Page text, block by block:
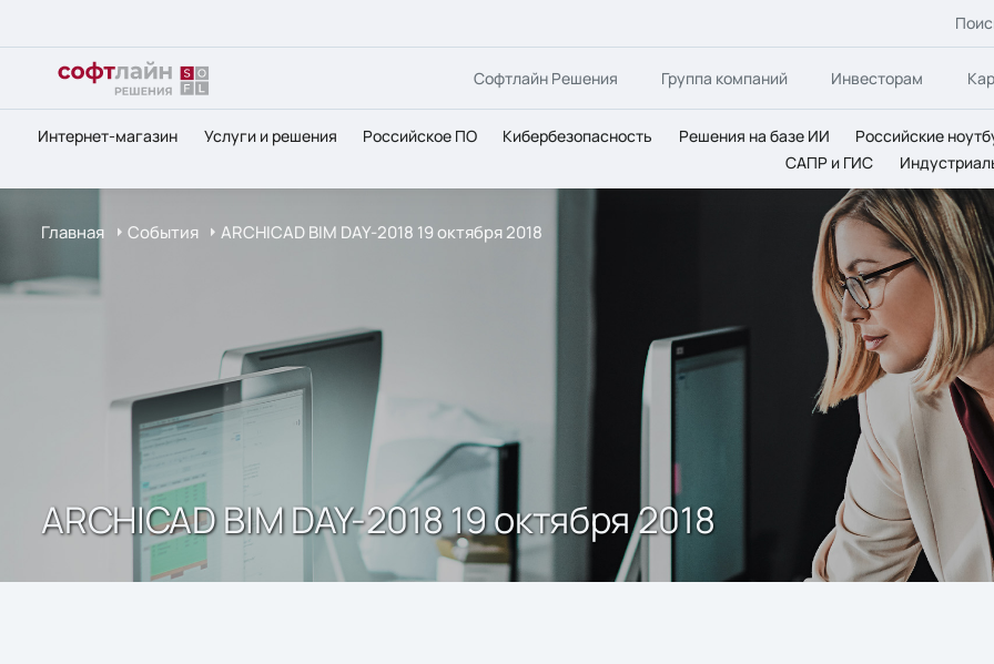
Софтлайн Решения Группа компаний Инвесторам
Интернет-магазин Услуги и решения Российское ПО Кибербезопасность Решения на базе ИИ Российские
САПР и ГИС
Главная События ARCHICAD BIM DAY-2018 19 октября 2018
ARCHICAD BIM DAY-2018 19 октября 2018